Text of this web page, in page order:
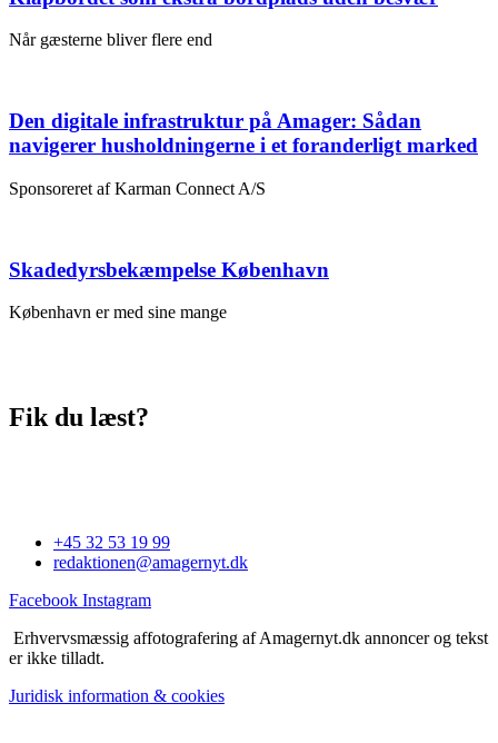
Når gæsterne bliver flere end
Den digitale infrastruktur på Amager: Sådan
navigerer husholdningerne i et foranderligt marked
Sponsoreret af Karman Connect A/S
Skadedyrsbekæmpelse København
København er med sine mange
Fik du læst?
+45 32 53 19 99
redaktionen@amagernyt.dk
Facebook Instagram
Erhvervsmæssig affotografering af Amagernyt.dk annoncer og tekst
er ikke tilladt.
Juridisk information & cookies